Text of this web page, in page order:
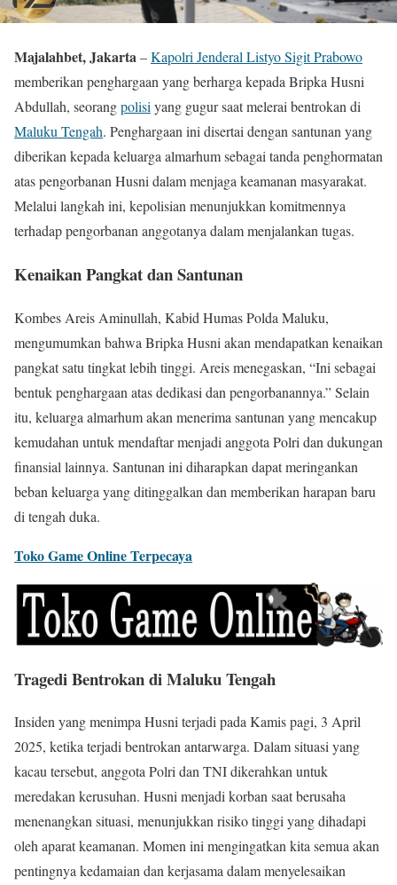
Majalahbet, Jakarta–Kapolri Jenderal Listyo Sigit Prabowo
memberikan penghargaan yang berharga kepada Bripka Husni
Abdullah, seorangpolisiyang gugur saat melerai bentrokan di
Maluku Tengah. Penghargaan ini disertai dengan santunan yang
diberikan kepada keluarga almarhum sebagai tanda penghormatan
atas pengorbanan Husni dalam menjaga keamanan masyarakat.
Melalui langkah ini, kepolisian menunjukkan komitmennya
terhadap pengorbanan anggotanya dalam menjalankan tugas.
Kenaikan Pangkat dan Santunan
Kombes Areis Aminullah, Kabid Humas Polda Maluku,
mengumumkan bahwa Bripka Husni akan mendapatkan kenaikan
pangkat satu tingkat lebih tinggi. Areis menegaskan, “Ini sebagai
bentuk penghargaan atas dedikasi dan pengorbanannya.” Selain
itu, keluarga almarhum akan menerima santunan yang mencakup
kemudahan untuk mendaftar menjadi anggota Polri dan dukungan
finansial lainnya. Santunan ini diharapkan dapat meringankan
beban keluarga yang ditinggalkan dan memberikan harapan baru
di tengah duka.
Toko Game Online Terpecaya
Tragedi Bentrokan di Maluku Tengah
Insiden yang menimpa Husni terjadi pada Kamis pagi, 3 April
2025, ketika terjadi bentrokan antarwarga. Dalam situasi yang
kacau tersebut, anggota Polri dan TNI dikerahkan untuk
meredakan kerusuhan. Husni menjadi korban saat berusaha
menenangkan situasi, menunjukkan risiko tinggi yang dihadapi
oleh aparat keamanan. Momen ini mengingatkan kita semua akan
pentingnya kedamaian dan kerjasama dalam menyelesaikan